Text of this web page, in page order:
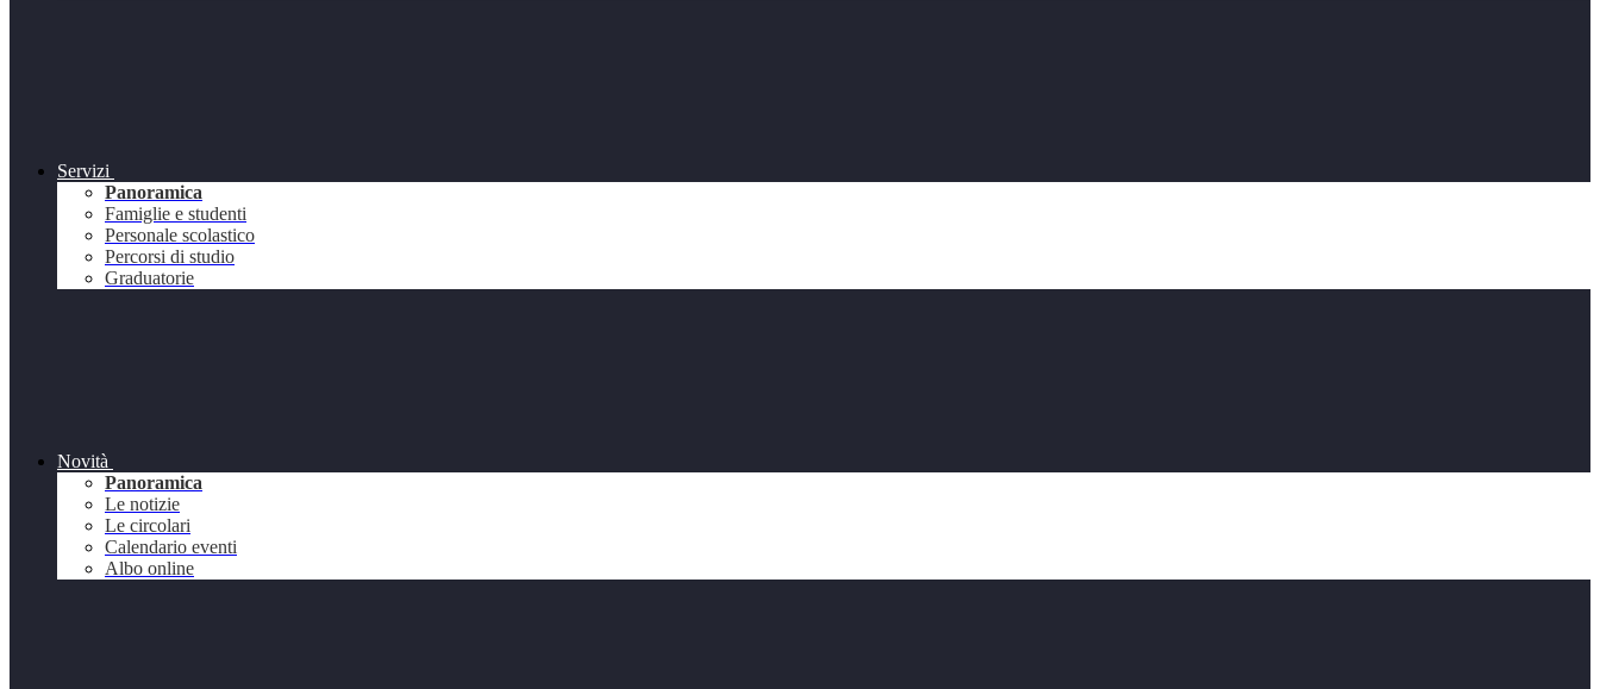
Servizi
Panoramica
Famiglie e studenti
Personale scolastico
Percorsi di studio
Graduatorie
Novità
Panoramica
Le notizie
Le circolari
Calendario eventi
Albo online